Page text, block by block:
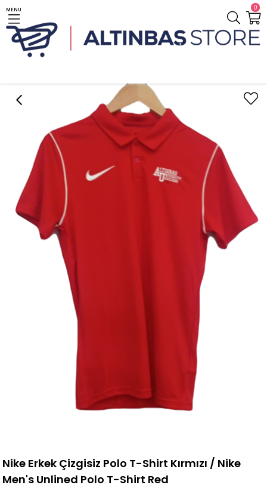
0
MENU
Anasayfa Giyim / Clothes Nike
Nike Erkek Çizgisiz Polo T-Shirt Kırmızı / Nike
Men's Unlined Polo T-Shirt Red